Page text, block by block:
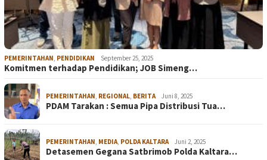
PEMERINTAHAN PENDIDIKAN September 25, 2025
Komitmen terhadap Pendidikan; JOB Simeng…
PEMERINTAHAN REGIONAL BERITA Juni 8, 2025
PDAM Tarakan : Semua Pipa Distribusi Tua…
PEMERINTAHAN MEDIA POLDA KALTARA Juni 2, 2025
Detasemen Gegana Satbrimob Polda Kaltara…